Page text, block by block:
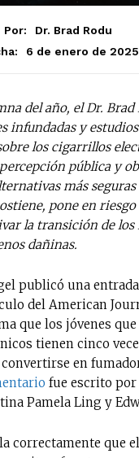
Por:
Dr. Brad Rodu
6 de enero de 2025
del año, el Dr. Brad
infundadas y
los cigarrillos
pública y
más seguras
pone en
la transición de los
dañinas.
publicó una
del American
que los jóvenes que
tienen cinco
en
fue escrito
Pamela Ling y
correctamente que